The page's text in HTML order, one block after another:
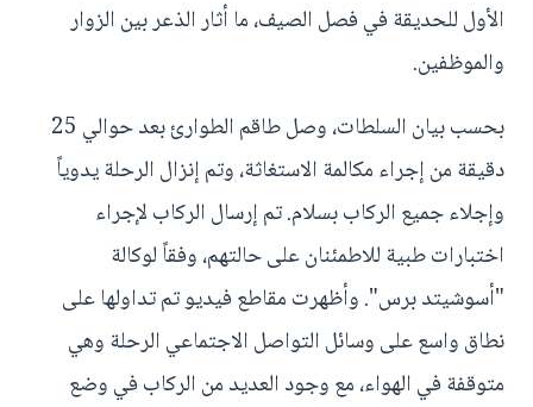
الأول للحديقة في فصل الصيف، ما أثار الذعر بين الزوار
والموظفين.
بحسب بيان السلطات، وصل طاقم الطوارئ بعد حوالي 25
دقيقة من إجراء مكالمة الاستغاثة، وتم إنزال الرحلة يدوياً
وإجلاء جميع الركاب بسلام. تم إرسال الركاب لإجراء
اختبارات طبية للاطمئنان على حالتهم، وفقاً لوكالة
"أسوشيتد برس". وأظهرت مقاطع فيديو تم تداولها على
نطاق واسع على وسائل التواصل الاجتماعي الرحلة وهي
متوقفة في الهواء، مع وجود العديد من الركاب في وضع